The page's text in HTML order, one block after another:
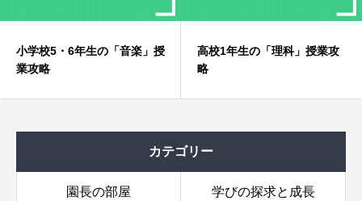
小学校5・6年生の「音楽」授
業攻略
高校1年生の「理科」授業攻
略
カテゴリー
園長の部屋 学びの探求と成長
わう〜